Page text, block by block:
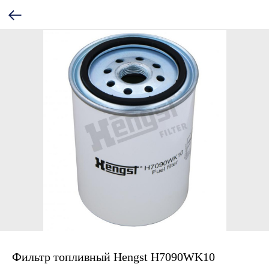
Фильтр топливный Hengst H7090WK10